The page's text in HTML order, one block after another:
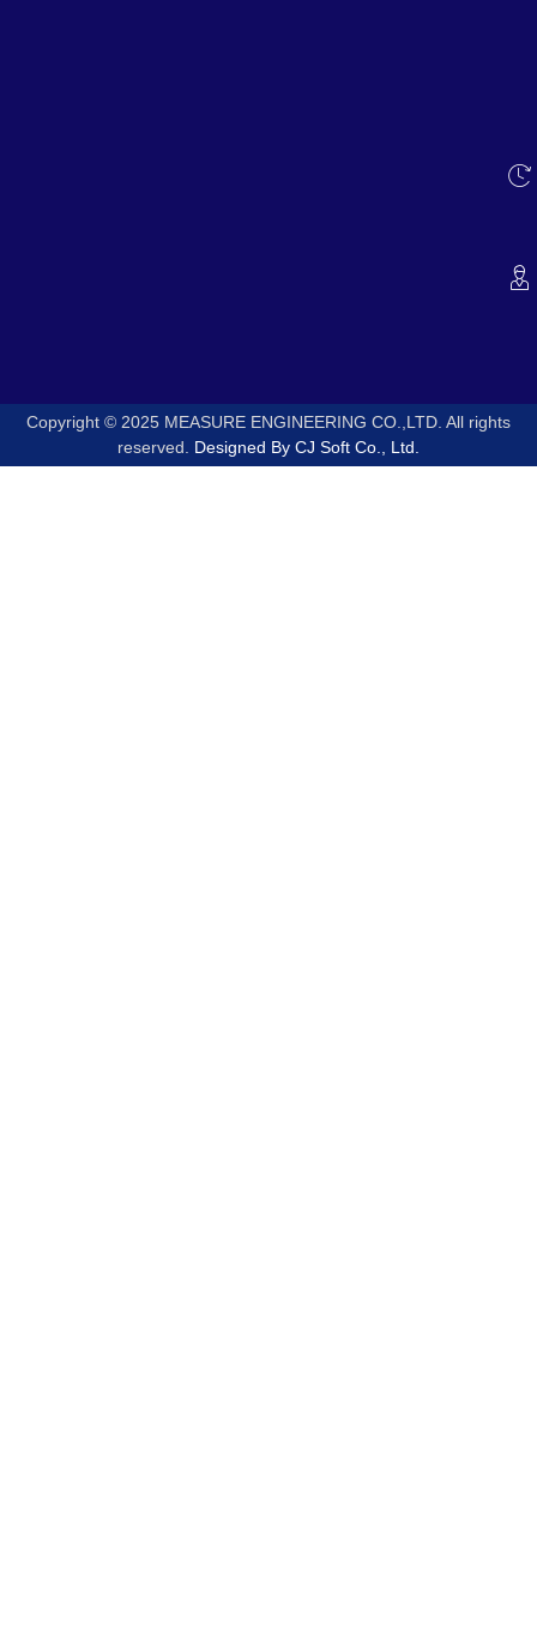
Copyright © 2025 MEASURE ENGINEERING CO.,LTD. All rights
reserved.
Designed By CJ Soft Co., Ltd.